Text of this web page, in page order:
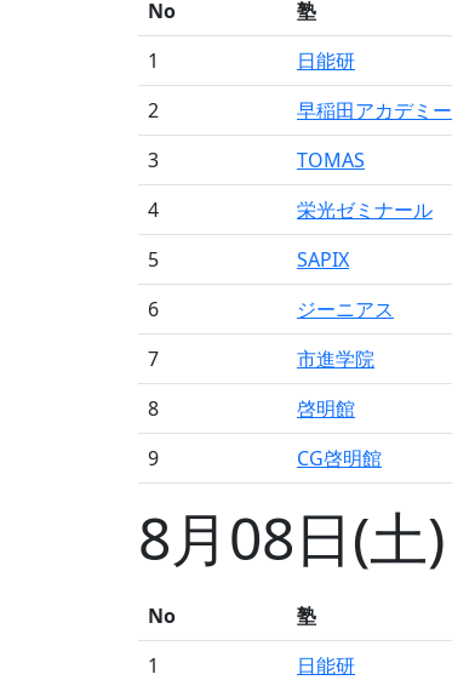
No 塾
1
日能研
2
早稲田アカデミー
3
TOMAS
4
栄光ゼミナール
5
SAPIX
6
ジーニアス
7
市進学院
8
啓明館
9
CG啓明館
8月08日(土)
No 塾
1
日能研